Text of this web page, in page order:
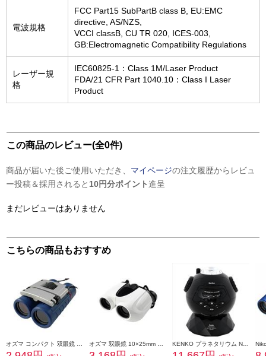
電波規格
FCC Part15 SubPartB class B, EU:EMC
directive, AS/NZS,
VCCI classB, CU TR 020, ICES-003,
GB:Electromagnetic Compatibility Regulations
レーザー規
格
IEC60825-1：Class 1M/Laser Product
FDA/21 CFR Part 1040.10：Class I Laser
Product
この商品のレビュー(全0件)
商品が届いた後ご使用いただき、 マイページの注文履歴からレビュ
ー投稿＆採用されると 10円分ポイント進呈
まだレビューはありません
こちらの商品もおすすめ